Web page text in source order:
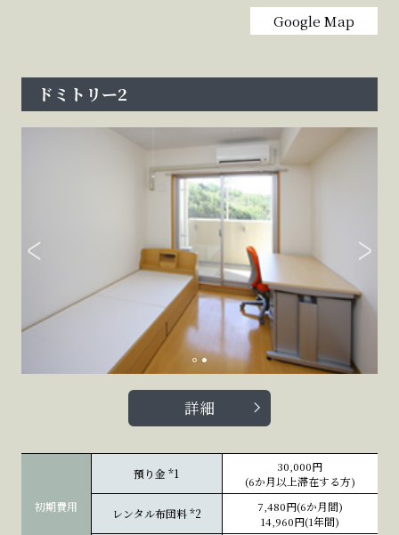
Google Map
ドミトリー2
詳細
初期費用
預り金*1
30,000円
(6か月以上滞在する方)
レンタル布団料*2
7,480円(6か月間)
14,960円(1年間)